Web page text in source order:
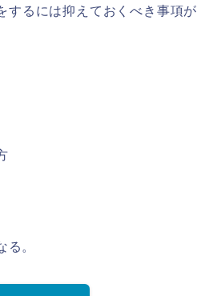
するには抑えておくべき事項が
。